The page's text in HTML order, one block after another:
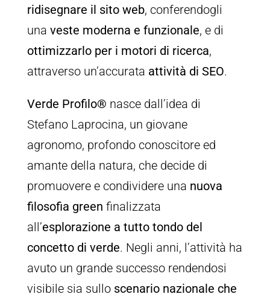
ridisegnare il sito web, conferendogli
una veste moderna e funzionale, e di
ottimizzarlo per i motori di ricerca,
attraverso un’accurata attività di SEO.
Verde Profilo® nasce dall’idea di
Stefano Laprocina, un giovane
agronomo, profondo conoscitore ed
amante della natura, che decide di
promuovere e condividere una nuova
filosofia green finalizzata
all’esplorazione a tutto tondo del
concetto di verde. Negli anni, l’attività ha
avuto un grande successo rendendosi
visibile sia sullo scenario nazionale che